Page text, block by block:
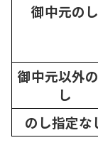
御中元のし
御中元以外
し
のし指定な